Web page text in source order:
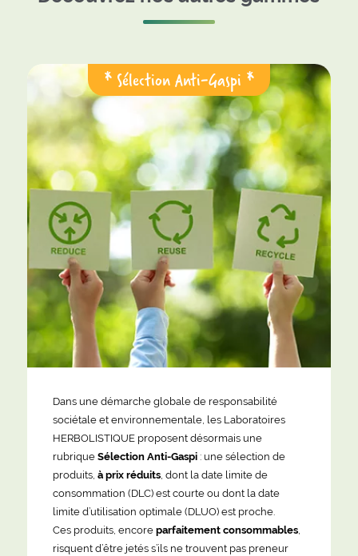
* Sélection Anti-Gaspi *
Dans une démarche globale de responsabilité
sociétale et environnementale, les Laboratoires
HERBOLISTIQUE proposent désormais une
rubriqueSélection Anti-Gaspi : une sélection de
produits,à prix réduits, dont la date limite de
consommation (DLC) est courte ou dont la date
limite d’utilisation optimale (DLUO) est proche.
Ces produits, encoreparfaitement consommables,
risquent d’être jetés s’ils ne trouvent pas preneur